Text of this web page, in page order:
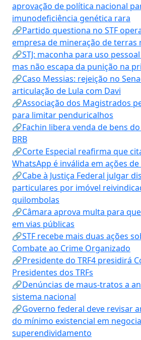
aprovação de política nacional
imunodeficiência genética rara
🔗Partido questiona no STF
empresa de mineração de terras
🔗STJ: maconha para uso
mas não escapa da punição na
🔗Caso Messias: rejeição no
articulação de Lula com Davi
🔗Associação dos Magistrados
para limitar penduricalhos
🔗Fachin libera venda de bens
BRB
🔗Corte Especial reafirma que
WhatsApp é inválida em ações
🔗Cabe à Justiça Federal julgar
particulares por imóvel
quilombolas
🔗Câmara aprova multa para
em vias públicas
🔗STF recebe mais duas ações
Combate ao Crime Organizado
🔗Presidente do TRF4 presidirá
Presidentes dos TRFs
🔗Denúncias de maus-tratos a
sistema nacional
🔗Governo federal deve revisar
do mínimo existencial em
superendividamento